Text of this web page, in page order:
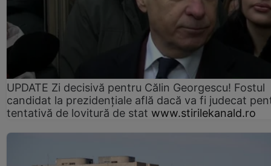
UPDATE Zi decisivă pentru Călin Georgescu! Fostul
candidat la prezidențiale află dacă va fi judecat
tentativă de lovitură de stat www.stirilekanald.ro